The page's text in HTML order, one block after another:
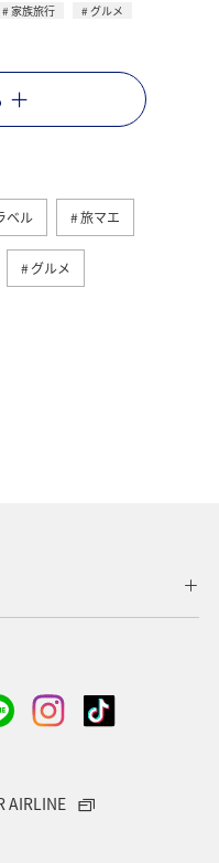
家族旅行
グルメ
ベル 旅マエ
グルメ
ラルンプール
AIRLINE